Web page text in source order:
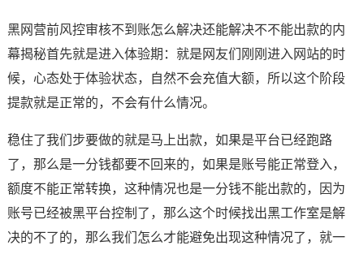
黑网营前风控审核不到账怎么解决还能解决不不能出款的内
幕揭秘首先就是进入体验期：就是网友们刚刚进入网站的时
候，心态处于体验状态，自然不会充值大额，所以这个阶段
提款就是正常的，不会有什么情况。
稳住了我们步要做的就是马上出款，如果是平台已经跑路
了，那么是一分钱都要不回来的，如果是账号能正常登入，
额度不能正常转换，这种情况也是一分钱不能出款的，因为
账号已经被黑平台控制了，那么这个时候找出黑工作室是解
决的不了的，那么我们怎么才能避免出现这种情况了，就一